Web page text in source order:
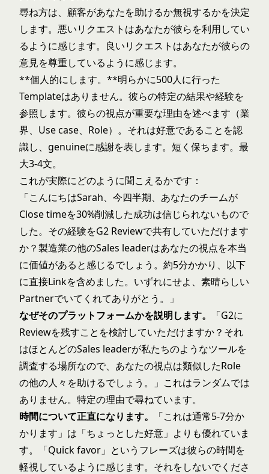
尋ね方は、顧客があなたを助けるか無視するかを決定
します。悪いリクエストはあなたが彼らを利用してい
るように感じます。良いリクエストはあなたが彼らの
意見を尊重しているように感じます。
**個人的にします。**明らかに500人に行った
Templateはありません。彼らの特定の結果や経験を
参照します。彼らの視点が重要な理由を述べます（業
界、Use case、Role）。それは好意であることを認
識し、genuineに感謝を表します。短く保ちます。最
大3-4文。
これが実際にどのように聞こえるかです：
「こんにちはSarah、今四半期、あなたのチームが
Close timeを30%削減した成功は信じられないもので
した。その経験をG2 Reviewで共有していただけます
か？製造業の他のSales leaderはあなたの視点を本当
に価値があると感じるでしょう。約5分かかり、以下
に直接Linkを含めました。いずれにせよ、素晴らしい
Partnerでいてくれてありがとう。」
なぜそのプラットフォームかを説明します。
「G2に
Reviewを残すことを検討していただけますか？それ
はほとんどのSales leaderが私たちのようなツールを
調査する場所なので、あなたの視点は類似したRole
の他の人々を助けるでしょう。」これはランダムでは
ありません。特定の理由で尋ねています。
時間について正直になります。
「これは通常5-7分か
かります」は「ちょっとした好意」よりも優れていま
す。「Quick favor」というフレーズは彼らの時間を
軽視しているように感じます。それをしないでくださ